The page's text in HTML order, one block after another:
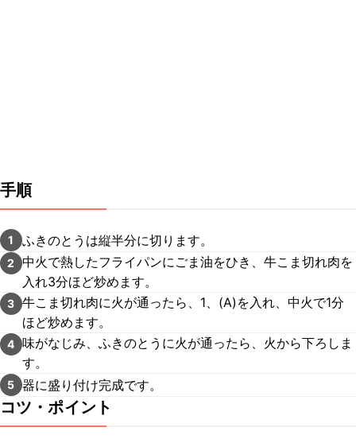
手順
1 ふきのとうは縦半分に切ります。
2
中火で熱したフライパンにごま油をひき、牛こま切れ肉を
入れ3分ほど炒めます。
3 牛こま切れ肉に火が通ったら、1、(A)を入れ、中火で1分
ほど炒めます。
4 味がなじみ、ふきのとうに火が通ったら、火から下ろしま
す。
5 器に盛り付け完成です。
コツ・ポイント